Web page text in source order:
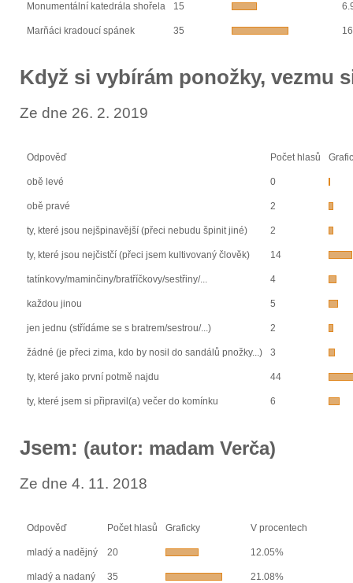
Monumentální katedrála shořela 15
Marňáci kradoucí spánek 35
Když si vybírám ponožky, vezmu
Ze dne 26. 2. 2019
Odpověď Počet hlasů
obě levé 0
obě pravé 2
ty, které jsou nejšpinavější (přeci nebudu špinit jiné) 2
ty, které jsou nejčistčí (přeci jsem kultivovaný člověk) 14
tatínkovy/maminčiny/bratříčkovy/sestřiny/... 4
každou jinou 5
jen jednu (střídáme se s bratrem/sestrou/...) 2
žádné (je přeci zima, kdo by nosil do sandálů pnožky...) 3
ty, které jako první potmě najdu 44
ty, které jsem si připravil(a) večer do komínku 6
Jsem: (autor: madam Verča)
Ze dne 4. 11. 2018
Odpověď Počet hlasů Graficky V procentech
mladý a nadějný 20 12.05%
mladý a nadaný 35 21.08%